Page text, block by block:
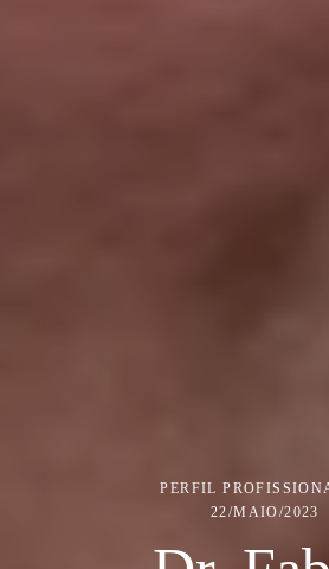
PERFIL
22/MAIO/2023